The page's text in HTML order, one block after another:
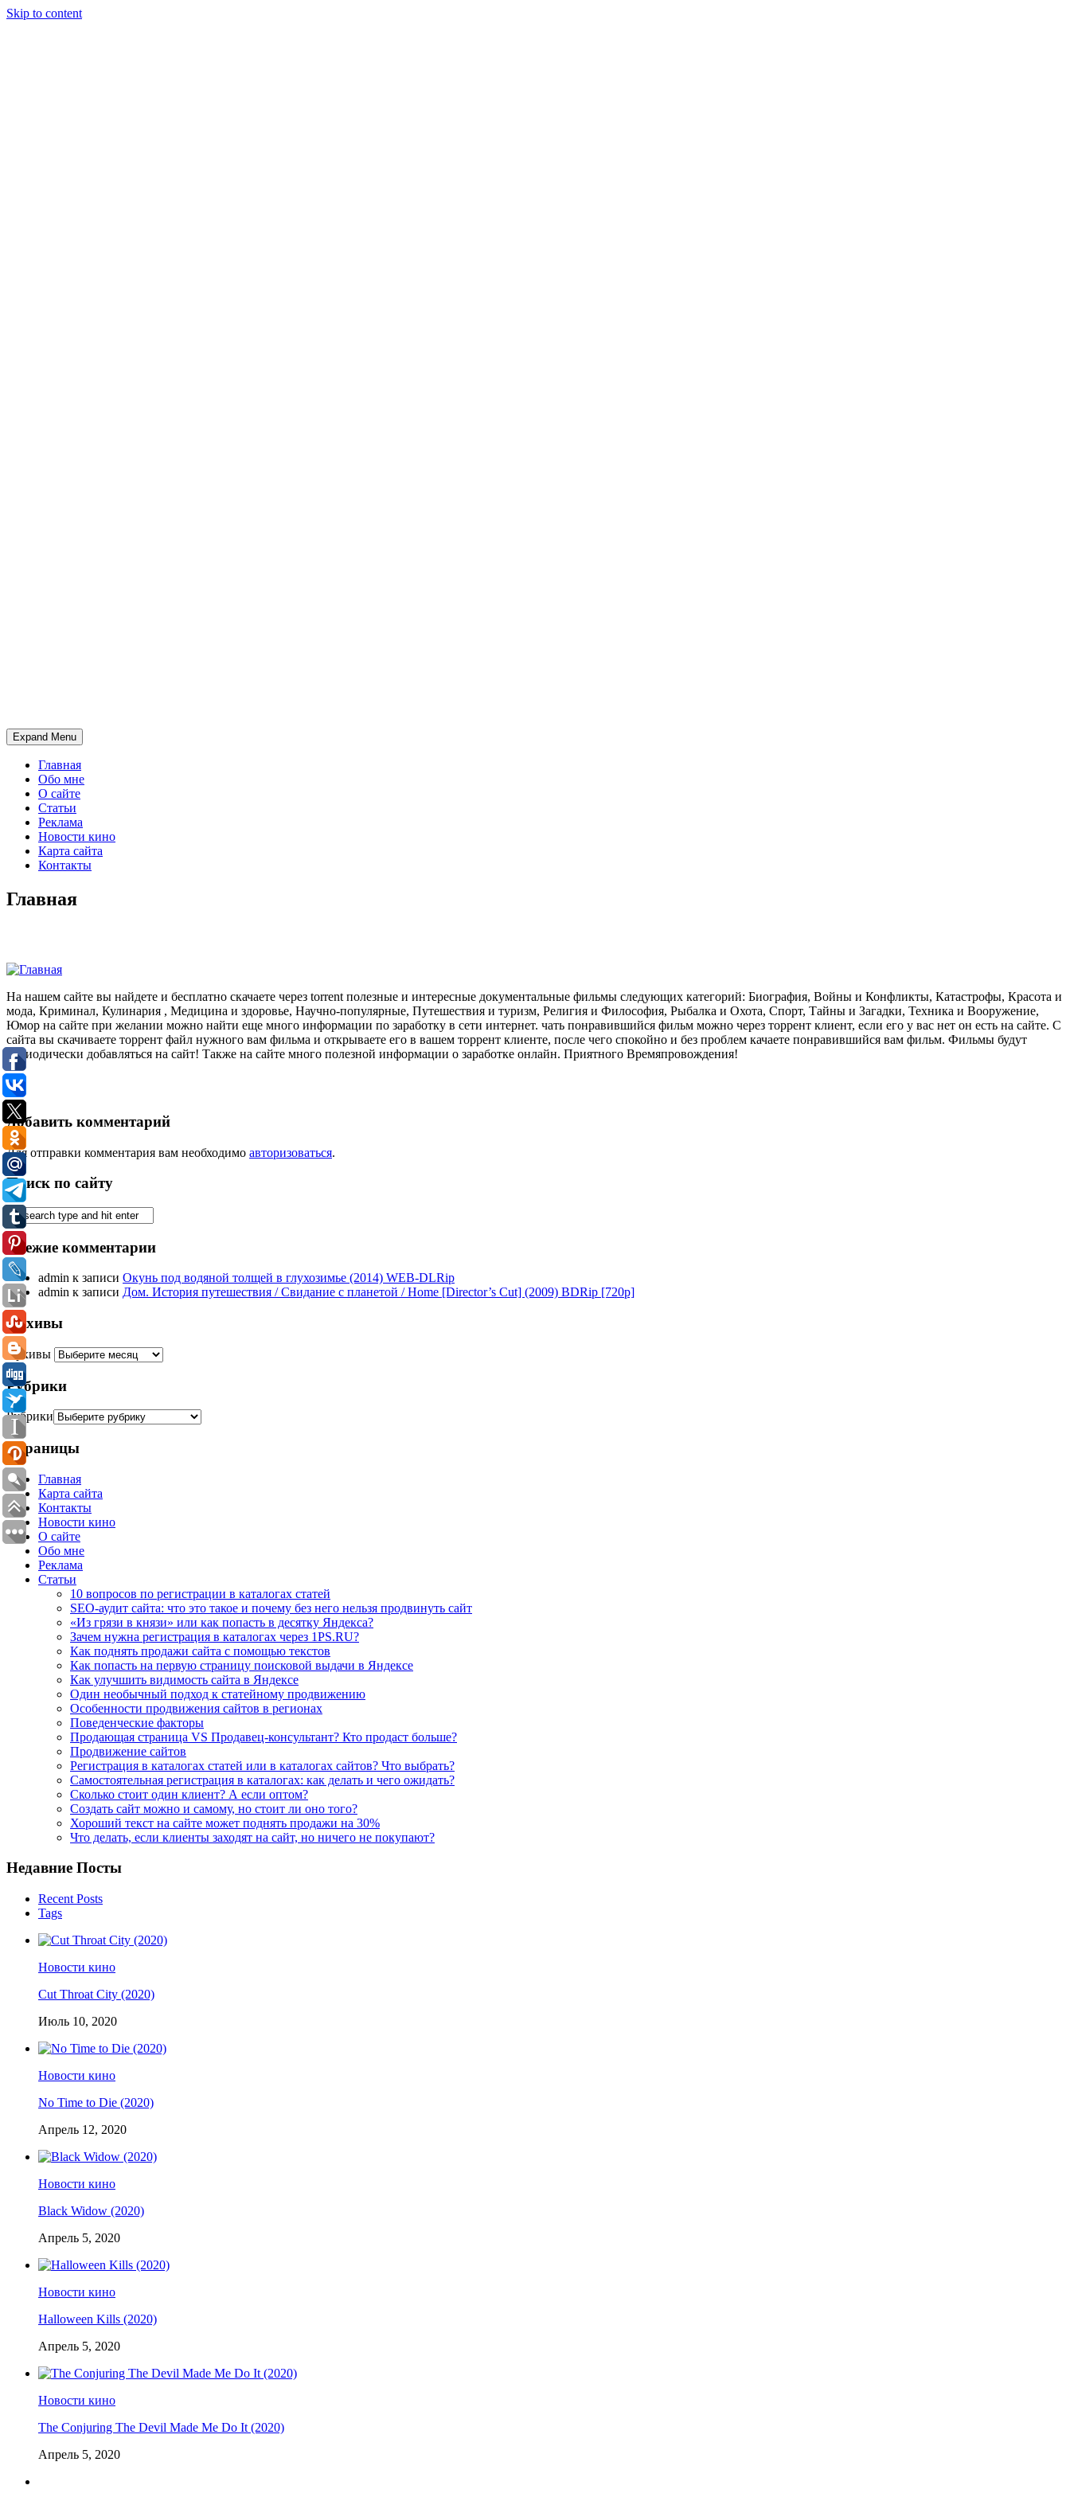
Skip to content
Expand Menu
Главная
Обо мне
О сайте
Статьи
Реклама
Новости кино
Карта сайта
Контакты
Главная
На нашем сайте вы найдете и бесплатно скачаете через torrent полезные и интересные документальные фильмы следующих категорий: Биография, Войны и Конфликты, Катастрофы, Красота и
мода, Криминал, Кулинария , Медицина и здоровье, Научно-популярные, Путешествия и туризм, Религия и Философия, Рыбалка и Охота, Спорт, Тайны и Загадки, Техника и Вооружение,
Юмор на сайте при желании можно найти еще много информации по заработку в сети интернет. чать понравившийся фильм можно через торрент клиент, если его у вас нет он есть на сайте. С
сайта вы скачиваете торрент файл нужного вам фильма и открываете его в вашем торрент клиенте, после чего спокойно и без проблем качаете понравившийся вам фильм. Фильмы будут
периодически добавляться на сайт! Также на сайте много полезной информации о заработке онлайн. Приятного Времяпровождения!
Добавить комментарий
Для отправки комментария вам необходимо авторизоваться.
Поиск по сайту
Свежие комментарии
admin к записи Окунь под водяной толщей в глухозимье (2014) WEB-DLRip
admin к записи Дом. История путешествия / Свидание с планетой / Home [Director’s Cut] (2009) BDRip [720p]
Архивы
Архивы
Рубрики
Рубрики
Страницы
Главная
Карта сайта
Контакты
Новости кино
О сайте
Обо мне
Реклама
Статьи
10 вопросов по регистрации в каталогах статей
SEO-аудит сайта: что это такое и почему без него нельзя продвинуть сайт
«Из грязи в князи» или как попасть в десятку Яндекса?
Зачем нужна регистрация в каталогах через 1PS.RU?
Как поднять продажи сайта с помощью текстов
Как попасть на первую страницу поисковой выдачи в Яндексе
Как улучшить видимость сайта в Яндексе
Один необычный подход к статейному продвижению
Особенности продвижения сайтов в регионах
Поведенческие факторы
Продающая страница VS Продавец-консультант? Кто продаст больше?
Продвижение сайтов
Регистрация в каталогах статей или в каталогах сайтов? Что выбрать?
Самостоятельная регистрация в каталогах: как делать и чего ожидать?
Сколько стоит один клиент? А если оптом?
Создать сайт можно и самому, но стоит ли оно того?
Хороший текст на сайте может поднять продажи на 30%
Что делать, если клиенты заходят на сайт, но ничего не покупают?
Недавние Посты
Recent Posts
Tags
Новости кино
Cut Throat City (2020)
Июль 10, 2020
Новости кино
No Time to Die (2020)
Апрель 12, 2020
Новости кино
Black Widow (2020)
Апрель 5, 2020
Новости кино
Halloween Kills (2020)
Апрель 5, 2020
Новости кино
The Conjuring The Devil Made Me Do It (2020)
Апрель 5, 2020